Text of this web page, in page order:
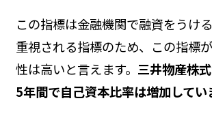
この指標は金融機関で融資をうけ
重視される指標のため、この指標
性は高いと言えます。 三井物産株
5年間で自己資本比率は増加してい